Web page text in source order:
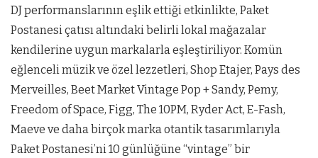
DJ performanslarının eşlik ettiği etkinlikte, Paket
Postanesi çatısı altındaki belirli lokal mağazalar
kendilerine uygun markalarla eşleştiriliyor. Komün
eğlenceli müzik ve özel lezzetleri, Shop Etajer, Pays des
Merveilles, Beet Market Vintage Pop + Sandy, Pemy,
Freedom of Space, Figg, The 10PM, Ryder Act, E-Fash,
Maeve ve daha birçok marka otantik tasarımlarıyla
Paket Postanesi’ni 10 günlüğüne “vintage” bir